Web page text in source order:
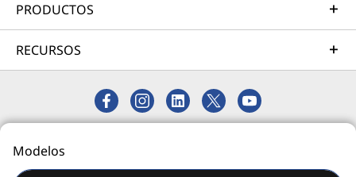
Más información
Servicios de Asistencia
Proteja su inversión en TI. Nuestros expertos están
día: 24/7/365.
PRODUCTOS
RECURSOS
Modelos